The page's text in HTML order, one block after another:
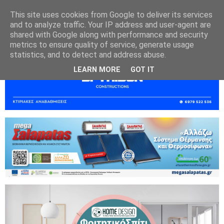
This site uses cookies from Google to deliver its services
and to analyze traffic. Your IP address and user-agent are
shared with Google along with performance and security
metrics to ensure quality of service, generate usage
statistics, and to detect and address abuse.
LEARN MORE GOT IT